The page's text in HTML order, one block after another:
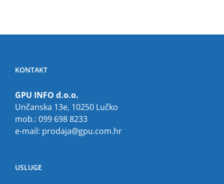
KONTAKT
GPU INFO d.o.o.
Unčanska 13e, 10250 Lučko
mob.: 099 698 8233
e-mail: prodaja@gpu.com.hr
USLUGE